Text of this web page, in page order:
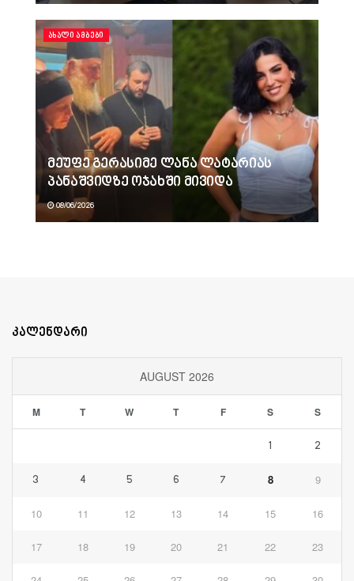
ᲐᲮᲐᲚᲘ ᲐᲛᲑᲔᲑᲘ
მეუფე გერასიმე ლანა ლატარიას
პანაშვიდზე ოჯახში მივიდა
08/06/2026
კალენდარი
AUGUST 2026
M T W T F S S
1 2
3 4 5 6 7 8 9
10 11 12 13 14 15 16
17 18 19 20 21 22 23